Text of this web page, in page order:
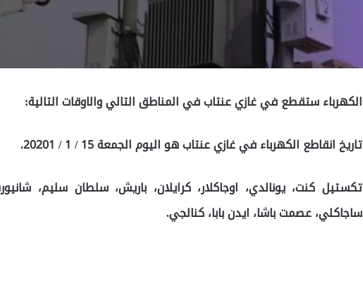
الكهرباء ستقطع في غازي عنتاب في المناطق التالي والاوقات التالية:
تاريخ انقاطع الكهرباء في غازي عنتاب هو اليوم الجمعة 15 / 1 / 20201.
تكستيل كنت، يونالدي، اوجاكلار، كرايلان، باريش، سلطان سليم،
ساجاكلي، عصمت باشا، ايدن بابا، كنالجي.